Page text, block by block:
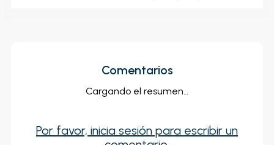
Cargando el resumen…